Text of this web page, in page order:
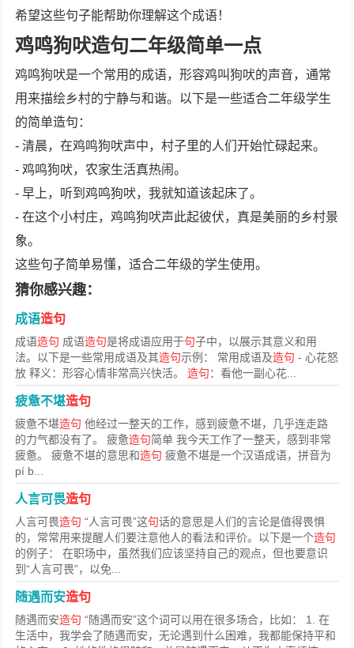
希望这些句子能帮助你理解这个成语！
鸡鸣狗吠造句二年级简单一点
鸡鸣狗吠是一个常用的成语，形容鸡叫狗吠的声音，通常
用来描绘乡村的宁静与和谐。以下是一些适合二年级学生
的简单造句：
- 清晨，在鸡鸣狗吠声中，村子里的人们开始忙碌起来。
- 鸡鸣狗吠，农家生活真热闹。
- 早上，听到鸡鸣狗吠，我就知道该起床了。
- 在这个小村庄，鸡鸣狗吠声此起彼伏，真是美丽的乡村景
象。
这些句子简单易懂，适合二年级的学生使用。
猜你感兴趣：
成语造句
成语造句 成语造句是将成语应用于句子中，以展示其意义和用
法。以下是一些常用成语及其造句示例： 常用成语及造句 - 心花怒
放 释义：形容心情非常高兴快活。造句：看他一副心花...
疲惫不堪造句
疲惫不堪造句 他经过一整天的工作，感到疲惫不堪，几乎连走路
的力气都没有了。 疲惫造句简单 我今天工作了一整天，感到非常
疲惫。 疲惫不堪的意思和造句 疲惫不堪是一个汉语成语，拼音为
pí b...
人言可畏造句
人言可畏造句 “人言可畏”这句话的意思是人们的言论是值得畏惧
的，常常用来提醒人们要注意他人的看法和评价。以下是一个造句
的例子： 在职场中，虽然我们应该坚持自己的观点，但也要意识
到“人言可畏”，以免...
随遇而安造句
随遇而安造句 “随遇而安”这个词可以用在很多场合，比如： 1. 在
生活中，我学会了随遇而安，无论遇到什么困难，我都能保持平和